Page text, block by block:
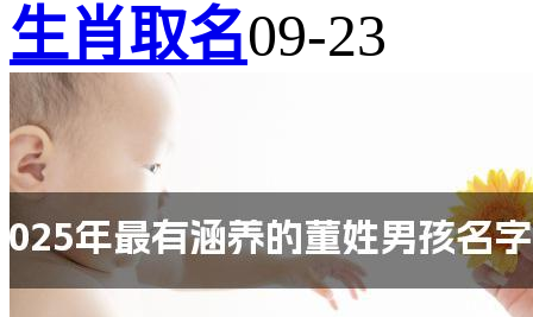
生肖取名09-23